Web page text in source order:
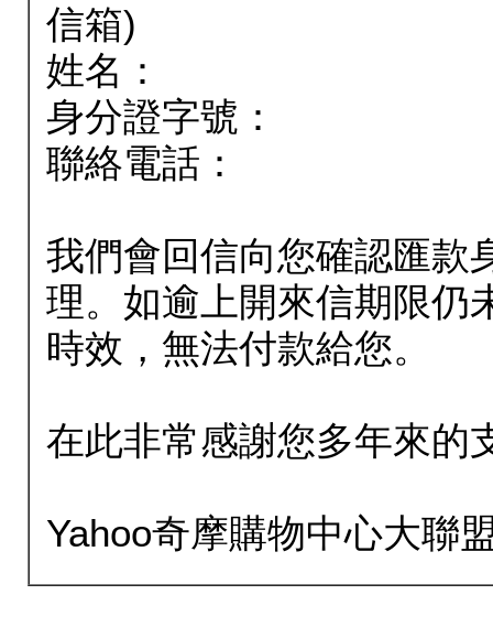
信箱)
姓名：
身分證字號：
聯絡電話：
我們會回信向您確認匯款
理。如逾上開來信期限仍
時效，無法付款給您。
在此非常感謝您多年來的
Yahoo奇摩購物中心大